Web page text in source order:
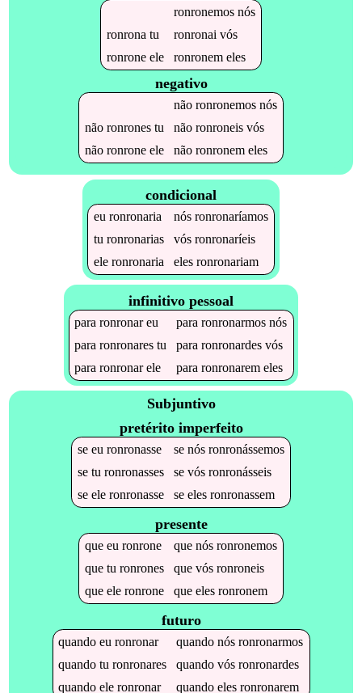
ronronemosnós
ronrona tu ronronai vós
ronroneele ronronemeles
negativo
não ronronemosnós
não ronronestu não ronroneisvós
não ronroneele não ronronemeles
condicional
eu ronronaria nós ronronaríamos
tu ronronarias vós ronronaríeis
ele ronronaria eles ronronariam
infinitivo pessoal
pararonronareu pararonronarmos nós
pararonronares tu pararonronardes vós
pararonronarele pararonronarem eles
Subjuntivo
pretérito imperfeito
se eu ronronasse se nós ronronássemos
se tu ronronasses se vós ronronásseis
se ele ronronasse se eles ronronassem
presente
que eu ronrone que nós ronronemos
que tu ronrones que vós ronroneis
que ele ronrone que eles ronronem
futuro
quandoeuronronar quandonósronronarmos
quandoturonronares quandovósronronardes
quandoeleronronar quandoelesronronarem